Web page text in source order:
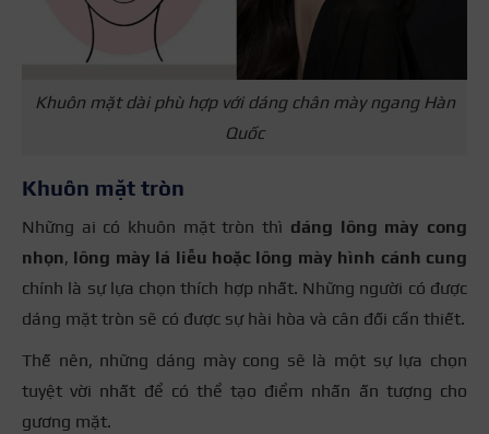
Khuôn mặt dài phù hợp với dáng chân mày ngang Hàn
Quốc
Khuôn mặt tròn
Những ai có khuôn mặt tròn thì dáng lông mày cong
nhọn, lông mày lá liễu hoặc lông mày hình cánh cung
chính là sự lựa chọn thích hợp nhất. Những người có được
dáng mặt tròn sẽ có được sự hài hòa và cân đối cần thiết.
Thế nên, những dáng mày cong sẽ là một sự lựa chọn
tuyệt vời nhất để có thể tạo điểm nhấn ấn tượng cho
gương mặt.